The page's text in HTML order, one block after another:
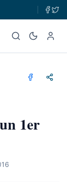
1er